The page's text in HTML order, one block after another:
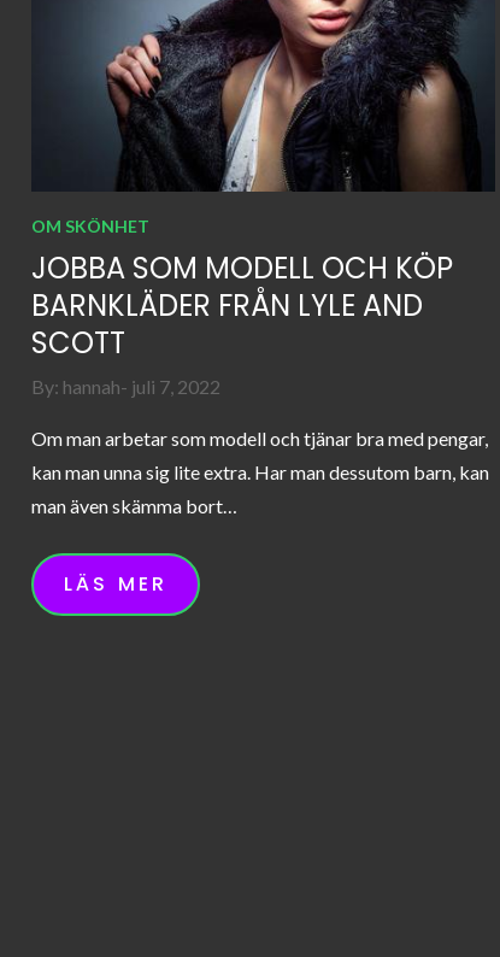
OM SKÖNHET
JOBBA SOM MODELL OCH KÖP
BARNKLÄDER FRÅN LYLE AND
SCOTT
By: hannah Posted
juli 7, 2022
Om man arbetar som modell och tjänar bra med pengar,
kan man unna sig lite extra. Har man dessutom barn, kan
man även skämma bort…
LÄS MER